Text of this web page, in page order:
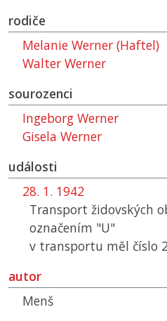
rodiče
Melanie Werner (Haftel)
Walter Werner
sourozenci
Ingeborg Werner
Gisela Werner
události
28. 1. 1942
Transport židovských
označením "U"
v transportu měl číslo
autor
Menš